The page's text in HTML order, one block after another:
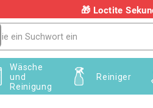
🎁 Loctite
Wäsche
und
Reinigung
Reiniger